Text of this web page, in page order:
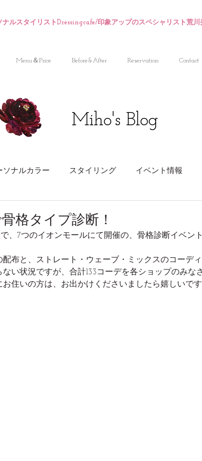
ナルスタイリストDressingcafe/印象アップのスペシャリスト荒川
Menu＆Price Before&After Reservation Contact
Miho's Blog
ソナルカラー スタイリング イベント情報
格タイプ診断！
、7つのイオンモールにて開催の、骨格診断イベン
布と、ストレート・ウェーブ・ミックスのコーディ
い状況ですが、合計133コーデを各ショップのみな
住いの方は、お出かけくださいましたら嬉しいです